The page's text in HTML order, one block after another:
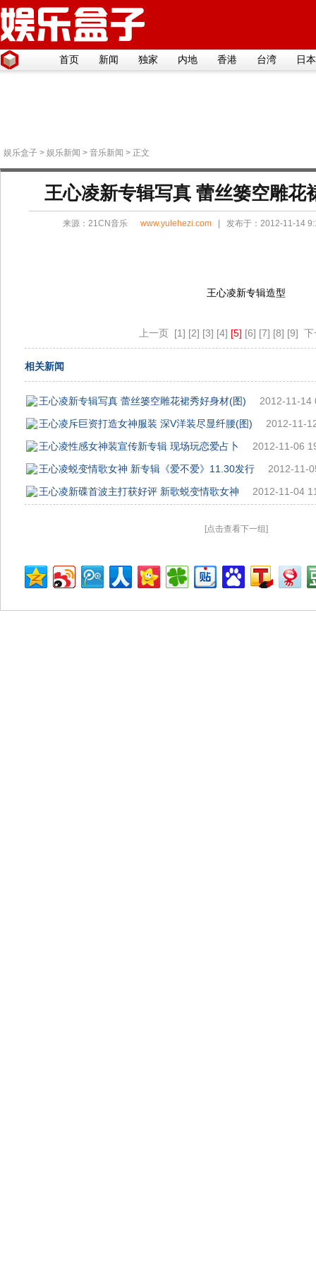
首页 新闻 独家 内地 香港 台湾 日本
娱乐盒子 > 娱乐新闻 > 音乐新闻 > 正文
王心凌新专辑写真 蕾丝篓空雕花
来源： 21CN音乐 www.yulehezi.com| 发布于：2012-11-14
王心凌新专辑造型
上一页 [1] [2] [3] [4] [5] [6] [7] [8] [9] 下
相关新闻
王心凌新专辑写真 蕾丝篓空雕花裙秀好身材(图)
2012-11-14
王心凌斥巨资打造女神服装 深V洋装尽显纤腰(图)
2012-11-
王心凌性感女神装宣传新专辑 现场玩恋爱占卜
2012-11-06
王心凌蜕变情歌女神 新专辑《爱不爱》11.30发行
2012-11-
王心凌新碟首波主打获好评 新歌蜕变情歌女神
2012-11-04
[点击查看下一组]